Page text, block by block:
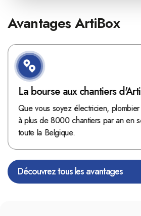
Avantages ArtiBox
La bourse aux chantiers
véritable mine d'or !
Que vous soyez électricien,
à plus de 8000 chantiers par an en
toute la Belgique.
Découvrez tous les avantages